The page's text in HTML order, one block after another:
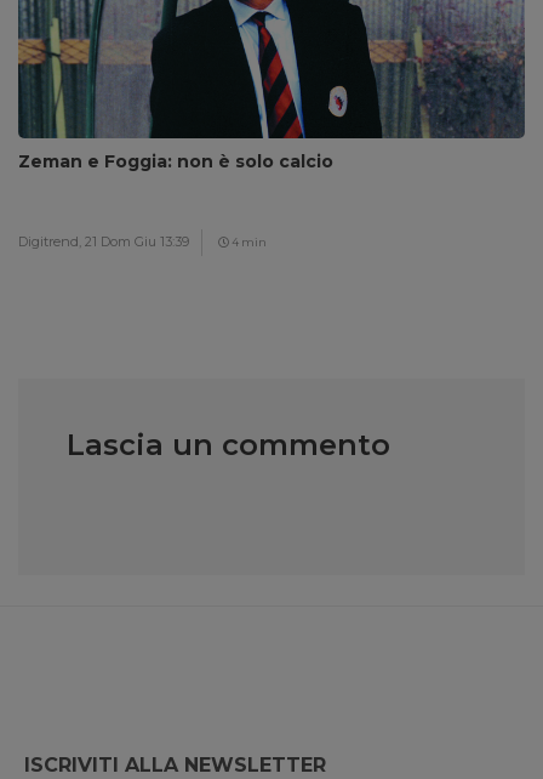
Zeman e Foggia: non è solo calcio
Digitrend, 21 Dom Giu 13:39 4 min
Lascia un commento
ISCRIVITI ALLA NEWSLETTER